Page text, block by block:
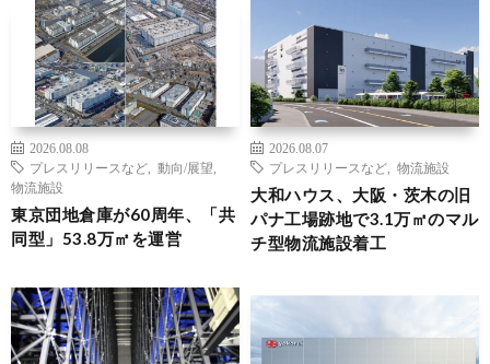
2026.08.08
プレスリリースなど
動向/展望
物流施設
東京団地倉庫が60周年、「共
同型」53.8万㎡を運営
2026.08.07
プレスリリースなど
物流施設
大和ハウス、大阪・茨木の旧
パナ工場跡地で3.1万㎡のマル
チ型物流施設着工